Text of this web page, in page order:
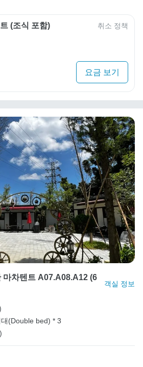
(조식 포함) 취소 정책
요금 보기
차텐트 A07.A08.A12 (6
객실 정보
(Double bed) * 3